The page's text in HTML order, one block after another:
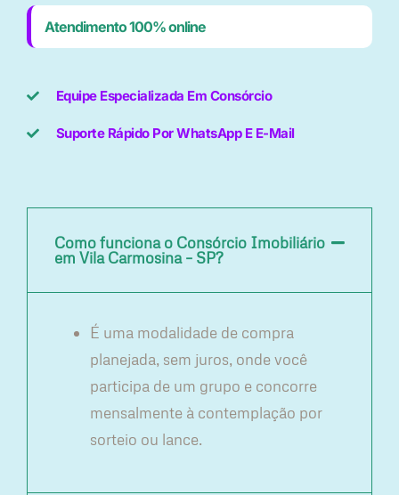
Atendimento 100% online
Equipe Especializada Em Consórcio
Suporte Rápido Por WhatsApp E E-Mail
Como funciona o Consórcio Imobiliário
em Vila Carmosina – SP?
É uma modalidade de compra
planejada, sem juros, onde você
participa de um grupo e concorre
mensalmente à contemplação por
sorteio ou lance.